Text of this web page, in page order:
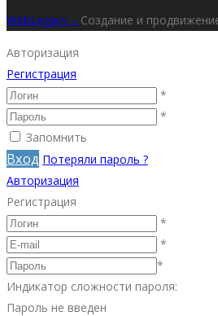
WebLegacy – Создание и
Авторизация
Регистрация
*
*
Запомнить
Вход Потеряли пароль ?
Авторизация
Регистрация
*
*
*
Индикатор сложности пароля:
Пароль не введен